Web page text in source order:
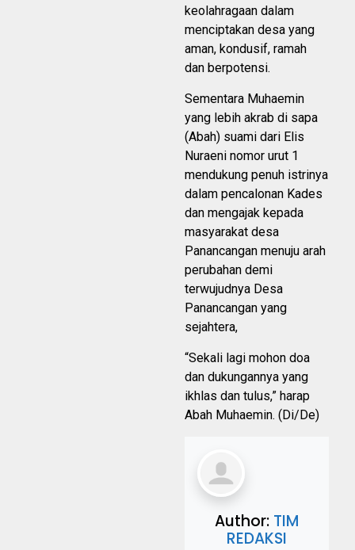
keolahragaan dalam
menciptakan desa yang
aman, kondusif, ramah
dan berpotensi.
Sementara Muhaemin
yang lebih akrab di sapa
(Abah) suami dari Elis
Nuraeni nomor urut 1
mendukung penuh istrinya
dalam pencalonan Kades
dan mengajak kepada
masyarakat desa
Panancangan menuju arah
perubahan demi
terwujudnya Desa
Panancangan yang
sejahtera,
“Sekali lagi mohon doa
dan dukungannya yang
ikhlas dan tulus,” harap
Abah Muhaemin. (Di/De)
Author: TIM
REDAKSI